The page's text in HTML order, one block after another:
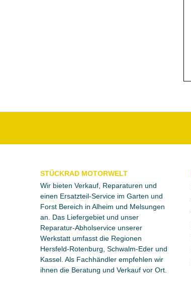
STÜCKRAD MOTORWELT
Wir bieten Verkauf, Reparaturen und
einen Ersatzteil-Service im Garten und
Forst Bereich in Alheim und Melsungen
an. Das Liefergebiet und unser
Reparatur-Abholservice unserer
Werkstatt umfasst die Regionen
Hersfeld-Rotenburg, Schwalm-Eder und
Kassel. Als Fachhändler empfehlen wir
ihnen die Beratung und Verkauf vor Ort.